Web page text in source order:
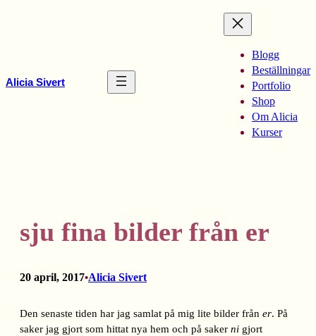
Alicia Sivert
Blogg
Beställningar
Portfolio
Shop
Om Alicia
Kurser
sju fina bilder från er
20 april, 2017•Alicia Sivert
Den senaste tiden har jag samlat på mig lite bilder från er. På
saker jag gjort som hittat nya hem och på saker ni gjort